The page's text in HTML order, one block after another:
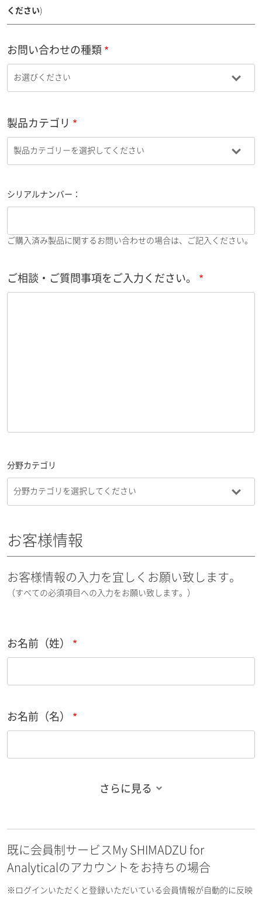
ください)
お問い合わせの種類
製品カテゴリ
シリアルナンバー：
ご購入済み製品に関するお問い合わせの場合は、ご記入ください。
ご相談・ご質問事項をご入力ください。
分野カテゴリ
お客様情報
お客様情報の入力を宜しくお願い致します。
（すべての必須項目への入力をお願い致します。）
お名前（姓）
お名前（名）
お名前フリガナ（名）
さらに見る
既に会員制サービスMy SHIMADZU for
Analyticalのアカウントをお持ちの場合
※ログインいただくと登録いただいている会員情報が自動的に反映